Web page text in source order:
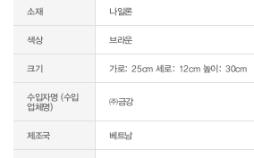
소재 나일론
색상 브라운
크기 가로: 25cm 세로: 12cm 높이: 30cm
수입자명 (수입
업체명)
㈜금강
제조국 베트남